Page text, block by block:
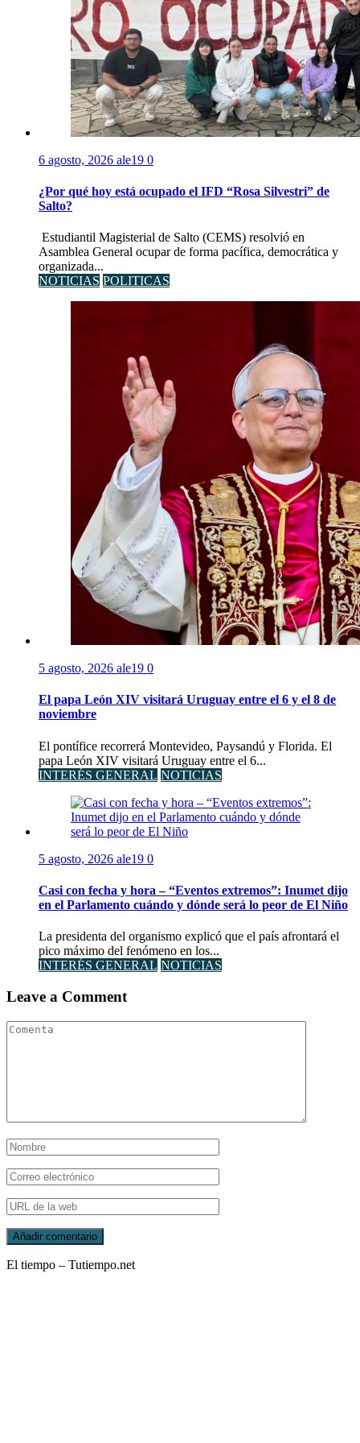
6 agosto, 2026 ale19 0
¿Por qué hoy está ocupado el IFD “Rosa Silvestri” de
Salto?
Estudiantil Magisterial de Salto (CEMS) resolvió en
Asamblea General ocupar de forma pacífica, democrática y
organizada...
NOTICIAS POLITICAS
5 agosto, 2026 ale19 0
El papa León XIV visitará Uruguay entre el 6 y el 8 de
noviembre
El pontífice recorrerá Montevideo, Paysandú y Florida. El
papa León XIV visitará Uruguay entre el 6...
INTERÉS GENERAL NOTICIAS
5 agosto, 2026 ale19 0
Casi con fecha y hora – “Eventos extremos”: Inumet dijo
en el Parlamento cuándo y dónde será lo peor de El Niño
La presidenta del organismo explicó que el país afrontará el
pico máximo del fenómeno en los...
INTERÉS GENERAL NOTICIAS
Leave a Comment
El tiempo – Tutiempo.net